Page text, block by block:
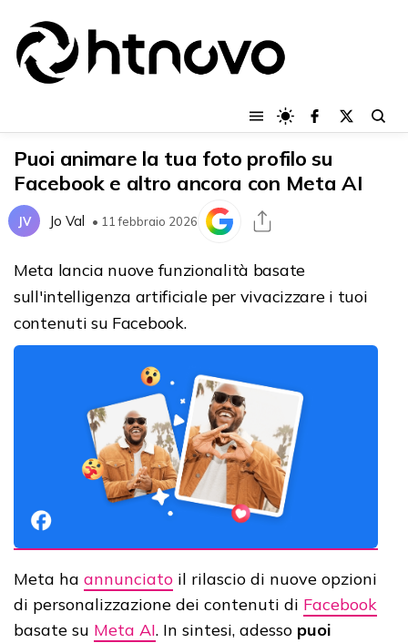
Puoi animare la tua foto profilo su
Facebook e altro ancora con Meta AI
JV Jo Val • 11 febbraio 2026
Meta lancia nuove funzionalità basate
sull'intelligenza artificiale per vivacizzare i tuoi
contenuti su Facebook.
Meta ha annunciato il rilascio di nuove opzioni
di personalizzazione dei contenuti di Facebook
basate su Meta AI. In sintesi, adesso puoi